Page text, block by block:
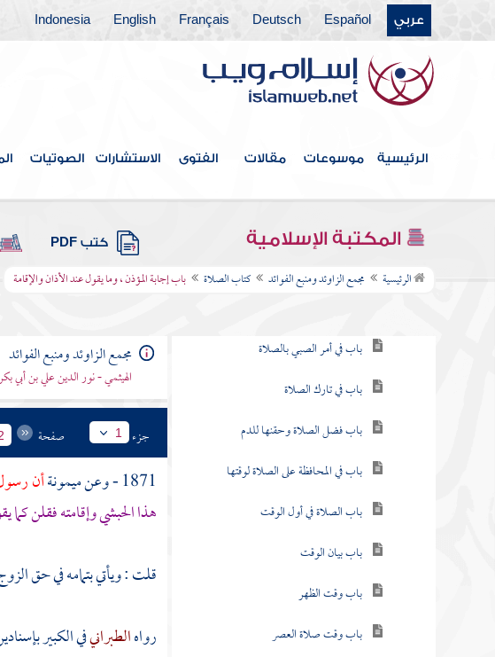
عربي Español
Deutsch
Français
English
Indonesia
الرئيسية موسوعات مقالات الفتوى الاستشارات الصوتيات
المكتبة الإسلامية كتب PDF
الرئيسية مجمع الزاوئد ومنبع الفوائد كتاب الصلاة باب إجابة المؤذن ، وما يقول عند الأذان والإقامة
فهرس الكتاب
خطبة الكتاب
كتاب الإيمان
كتاب العلم
كتاب الصلاة
باب في أمر الصبي بالصلاة
باب في تارك الصلاة
باب فضل الصلاة وحقنها للدم
باب في المحافظة على الصلاة لوقتها
باب الصلاة في أول الوقت
باب بيان الوقت
باب وقت الظهر
باب وقت صلاة العصر
مجمع الزاوئد ومنبع الفوائد
الهيثمي - نور الدين علي بن أبي
جزء 1 صفحة
1871 - وعن ميمونةأن
هذا الحبشي وإقامته فقلن
قلت : ويأتي بتمامه في حق
رواهالطبرانيفي الكبير